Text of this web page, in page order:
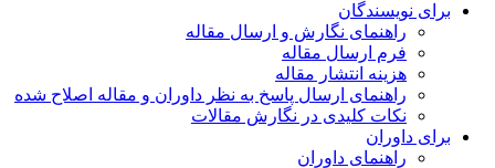
برای نویسندگان
راهنمای نگارش و ارسال مقاله
فرم ارسال مقاله
هزینه انتشار مقاله
راهنمای ارسال پاسخ به نظر داوران و مقاله اصلاح شده
نکات کلیدی در نگارش مقالات
برای داوران
راهنمای داوران